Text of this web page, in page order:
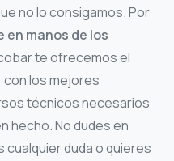
no lo consigamos. Por
en manos de los
te ofrecemos el
con los mejores
técnicos necesarios
hecho. No dudes en
duda o quieres